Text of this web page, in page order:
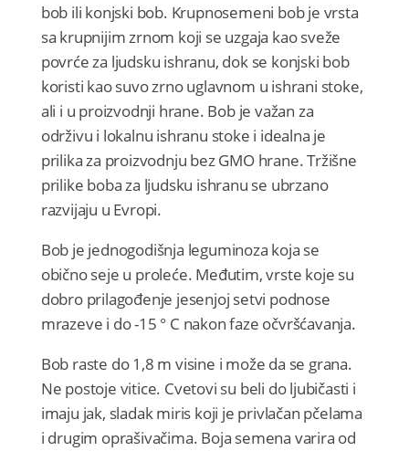
bob ili konjski bob. Krupnosemeni bob je vrsta
sa krupnijim zrnom koji se uzgaja kao sveže
povrće za ljudsku ishranu, dok se konjski bob
koristi kao suvo zrno uglavnom u ishrani stoke,
ali i u proizvodnji hrane. Bob je važan za
održivu i lokalnu ishranu stoke i idealna je
prilika za proizvodnju bez GMO hrane. Tržišne
prilike boba za ljudsku ishranu se ubrzano
razvijaju u Evropi.
Bob je jednogodišnja leguminoza koja se
obično seje u proleće. Međutim, vrste koje su
dobro prilagođenje jesenjoj setvi podnose
mrazeve i do -15 ° C nakon faze očvršćavanja.
Bob raste do 1,8 m visine i može da se grana.
Ne postoje vitice. Cvetovi su beli do ljubičasti i
imaju jak, sladak miris koji je privlačan pčelama
i drugim oprašivačima. Boja semena varira od